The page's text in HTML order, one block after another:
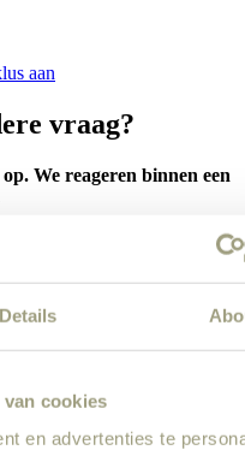
Details
cookies
en advertenties te
aan
vraag?
We reageren binnen een